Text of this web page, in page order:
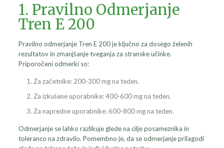
1. Pravilno Odmerjanje
Tren E 200
Pravilno odmerjanje Tren E 200 je ključno za dosego želenih
rezultatov in zmanjšanje tveganja za stranske učinke.
Priporočeni odmerki so:
Za začetnike: 200-300 mg na teden.
Za izkušene uporabnike: 400-600 mg na teden.
Za napredne uporabnike: 600-800 mg na teden.
Odmerjanje se lahko razlikuje glede na cilje posameznika in
toleranco na zdravilo. Pomembno je, da se odmerjanje prilagodi